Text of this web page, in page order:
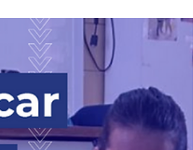
LANTERNA. 👉As crianças do infantil V - A e
B fizeram uma Playlist, escolhendo as
músicas e figurinos...